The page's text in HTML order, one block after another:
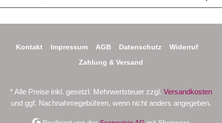
Kontakt Impressum AGB Datenschutz
Widerruf
Zahlung & Versand
* Alle Preise inkl. gesetzl. Mehrwertsteuer zzgl. Versandkosten
und ggf. Nachnahmegebühren, wenn nicht anders angegeben.